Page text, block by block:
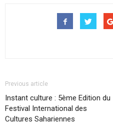
Previous article
Instant culture : 5ème Edition du
Festival International des
Cultures Sahariennes